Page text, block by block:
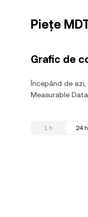
Piețe
Grafic de
Începând de
Measurable
1 h 24 h